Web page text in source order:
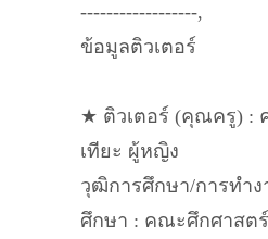
------------------,
ข้อมูลติวเตอร์
★ ติวเตอร์ (คุณครู) :
เทียะ ผู้หญิง
วุฒิการศึกษา/การทำง
ศึกษา : คณะศึกศาสต